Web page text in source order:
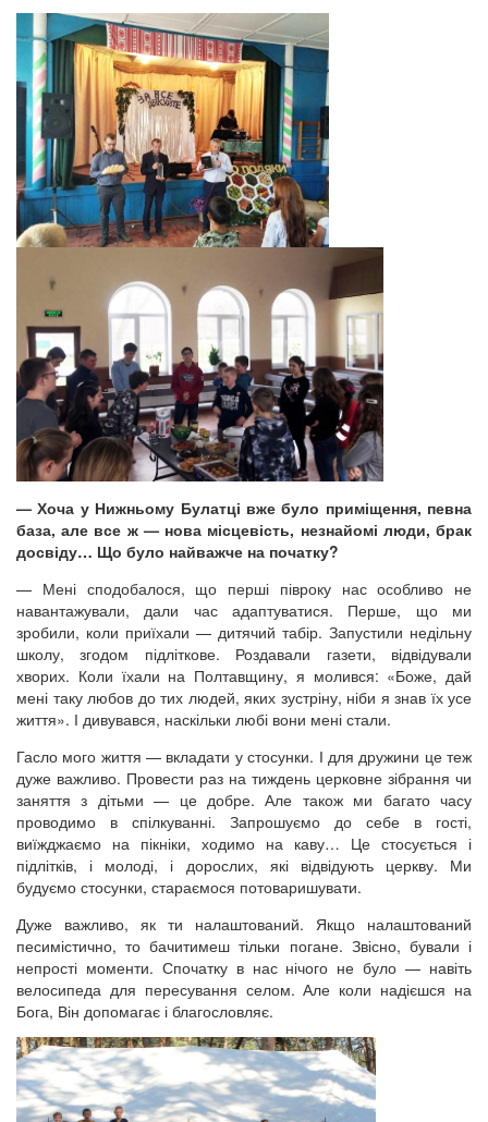
— Хоча у Нижньому Булатці вже було приміщення, певна
база, але все ж — нова місцевість, незнайомі люди, брак
досвіду… Що було найважче на початку?
— Мені сподобалося, що перші півроку нас особливо не
навантажували, дали час адаптуватися. Перше, що ми
зробили, коли приїхали — дитячий табір. Запустили недільну
школу, згодом підліткове. Роздавали газети, відвідували
хворих. Коли їхали на Полтавщину, я молився: «Боже, дай
мені таку любов до тих людей, яких зустріну, ніби я знав їх усе
життя». І дивувався, наскільки любі вони мені стали.
Гасло мого життя — вкладати у стосунки. І для дружини це теж
дуже важливо. Провести раз на тиждень церковне зібрання чи
заняття з дітьми — це добре. Але також ми багато часу
проводимо в спілкуванні. Запрошуємо до себе в гості,
виїжджаємо на пікніки, ходимо на каву… Це стосується і
підлітків, і молоді, і дорослих, які відвідують церкву. Ми
будуємо стосунки, стараємося потоваришувати.
Дуже важливо, як ти налаштований. Якщо налаштований
песимістично, то бачитимеш тільки погане. Звісно, бували і
непрості моменти. Спочатку в нас нічого не було — навіть
велосипеда для пересування селом. Але коли надієшся на
Бога, Він допомагає і благословляє.